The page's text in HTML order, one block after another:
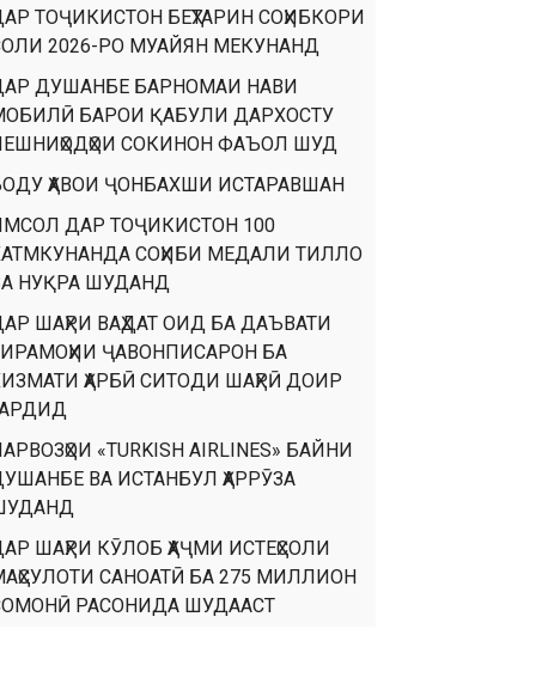
ТОҶИКИСТОН БЕҲТАРИН СОҲИБКОРИ
2026-РО МУАЙЯН МЕКУНАНД
ДУШАНБЕ БАРНОМАИ НАВИ
БАРОИ ҚАБУЛИ ДАРХОСТУ
СОКИНОН ФАЪОЛ ШУД
ҲАВОИ ҶОНБАХШИ ИСТАРАВШАН
ДАР ТОҶИКИСТОН 100
СОҲИБИ МЕДАЛИ ТИЛЛО
НУҚРА ШУДАНД
ШАҲРИ ВАҲДАТ ОИД БА ДАЪВАТИ
ҶАВОНПИСАРОН БА
ҲАРБӢ СИТОДИ ШАҲРӢ ДОИР
«TURKISH AIRLINES» БАЙНИ
ВА ИСТАНБУЛ ҲАРРӮЗА
ШАҲРИ КӮЛОБ ҲАҶМИ ИСТЕҲСОЛИ
САНОАТӢ БА 275 МИЛЛИОН
РАСОНИДА ШУДААСТ